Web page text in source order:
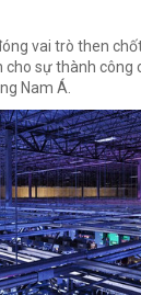
vai trò then
cho sự thành công
Nam Á.